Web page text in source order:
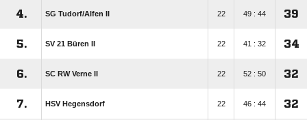
4. SG Tudorf/​Alfen II 22 49 : 44 39
5. SV 21 Büren II 22 41 : 32 34
6. SC RW Verne II 22 52 : 50 32
7. HSV Hegensdorf 22 46 : 44 32